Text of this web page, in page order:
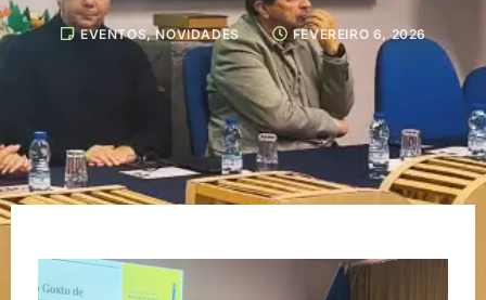
EVENTOS,NOVIDADES FEVEREIRO 6, 2026